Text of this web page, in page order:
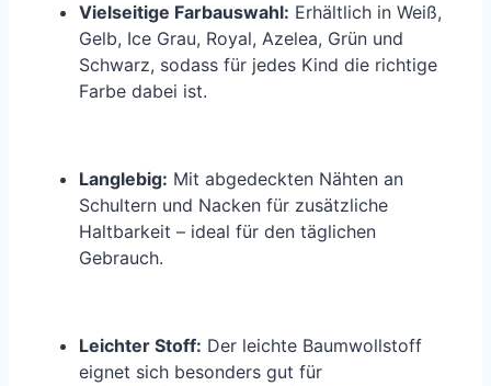
Vielseitige Farbauswahl: Erhältlich in Weiß,
Gelb, Ice Grau, Royal, Azelea, Grün und
Schwarz, sodass für jedes Kind die richtige
Farbe dabei ist.
Langlebig: Mit abgedeckten Nähten an
Schultern und Nacken für zusätzliche
Haltbarkeit – ideal für den täglichen
Gebrauch.
Leichter Stoff: Der leichte Baumwollstoff
eignet sich besonders gut für